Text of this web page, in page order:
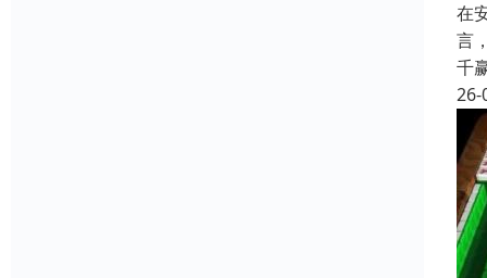
在
言
千
26-